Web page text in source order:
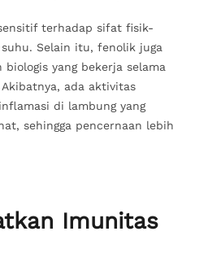
terhadap sifat fisik-
Selain itu, fenolik juga
yang bekerja selama
ada aktivitas
di lambung yang
sehingga pencernaan lebih
Imunitas